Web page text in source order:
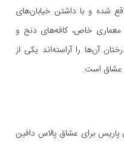
شده و با داشتن خیابان‌های
معماری خاص، کافه‌های دنج و
آن‌ها را آراسته‌اند یکی از
عشاق است.
پاریس برای عشاق پالاس دافین